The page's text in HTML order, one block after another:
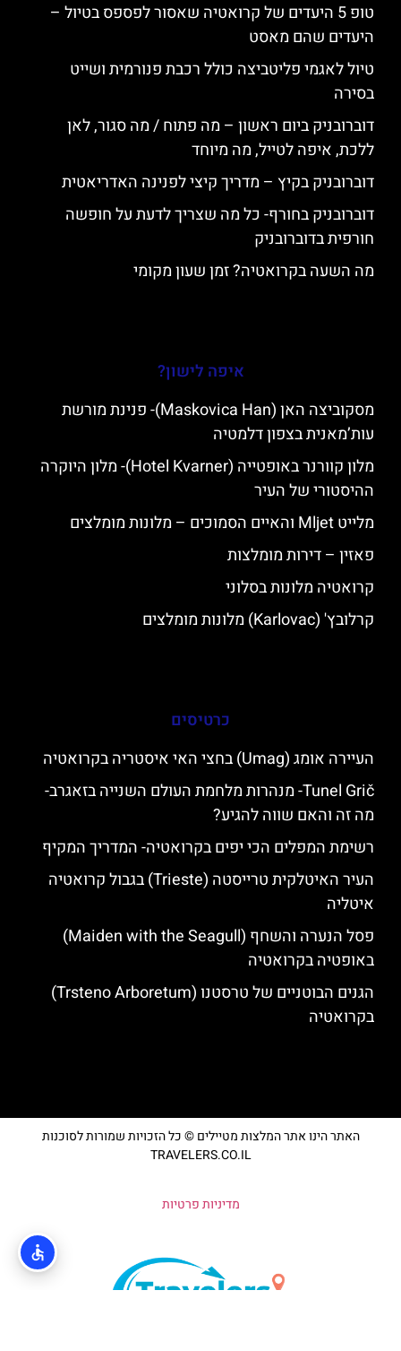
טופ 5 היעדים של קרואטיה שאסור לפספס בטיול –
היעדים שהם מאסט
טיול לאגמי פליטביצה כולל רכבת פנורמית ושייט
בסירה
דוברובניק ביום ראשון – מה פתוח / מה סגור, לאן
ללכת, איפה לטייל, מה מיוחד
דוברובניק בקיץ – מדריך קיצי לפנינה האדריאטית
דוברובניק בחורף- כל מה שצריך לדעת על חופשה
חורפית בדוברובניק
מה השעה בקרואטיה? זמן שעון מקומי
איפה לישון?
מסקוביצה האן (Maskovica Han)- פנינת מורשת
עות’מאנית בצפון דלמטיה
מלון קוורנר באופטייה (Hotel Kvarner)- מלון היוקרה
ההיסטורי של העיר
מלייט Mljet והאיים הסמוכים – מלונות מומלצים
פאזין – דירות מומלצות
קרואטיה מלונות בסלוני
קרלובץ' (Karlovac) מלונות מומלצים
כרטיסים
העיירה אומג (Umag) בחצי האי איסטריה בקרואטיה
Tunel Grič- מנהרות מלחמת העולם השנייה בזאגרב-
מה זה והאם שווה להגיע?
רשימת המפלים הכי יפים בקרואטיה- המדריך המקיף
העיר האיטלקית טרייסטה (Trieste) בגבול קרואטיה
איטליה
פסל הנערה והשחף (Maiden with the Seagull)
באופטיה בקרואטיה
הגנים הבוטניים של טרסטנו (Trsteno Arboretum)
בקרואטיה
האתר הינו אתר המלצות מטיילים © כל הזכויות שמורות לסוכנות
TRAVELERS.CO.IL
מדיניות פרטיות